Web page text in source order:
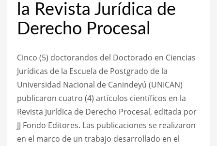
la Revista Jurídica de
Derecho Procesal
Cinco (5) doctorandos del Doctorado en Ciencias
Jurídicas de la Escuela de Postgrado de la
Universidad Nacional de Canindeyú (UNICAN)
publicaron cuatro (4) artículos científicos en la
Revista Jurídica de Derecho Procesal, editada por
JJ Fondo Editores. Las publicaciones se realizaron
en el marco de un trabajo desarrollado en el